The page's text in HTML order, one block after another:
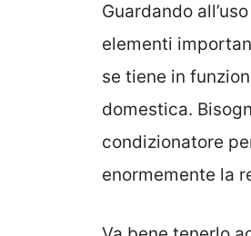
Guardando
elementi
se tiene in
domestica.
condizionatore
enormemente la